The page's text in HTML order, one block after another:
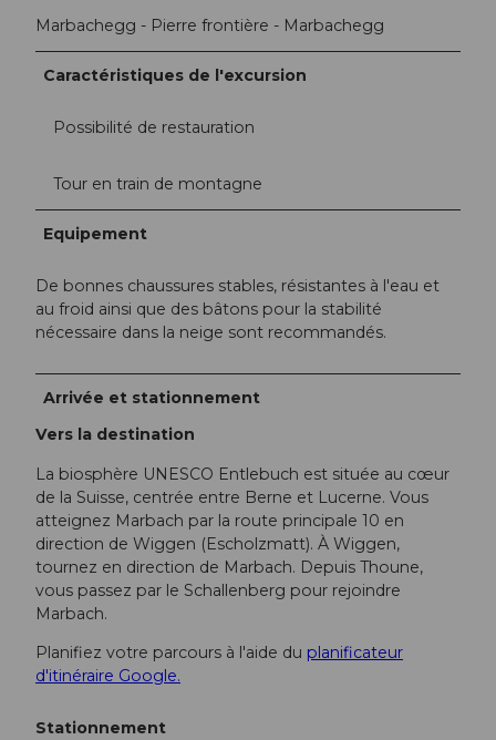
Marbachegg - Pierre frontière - Marbachegg
Caractéristiques de l'excursion
Possibilité de restauration
Tour en train de montagne
Equipement
De bonnes chaussures stables, résistantes à l'eau et
au froid ainsi que des bâtons pour la stabilité
nécessaire dans la neige sont recommandés.
Arrivée et stationnement
Vers la destination
La biosphère UNESCO Entlebuch est située au cœur
de la Suisse, centrée entre Berne et Lucerne. Vous
atteignez Marbach par la route principale 10 en
direction de Wiggen (Escholzmatt). À Wiggen,
tournez en direction de Marbach. Depuis Thoune,
vous passez par le Schallenberg pour rejoindre
Marbach.
Planifiez votre parcours à l'aide du planificateur
d'itinéraire Google.
Stationnement